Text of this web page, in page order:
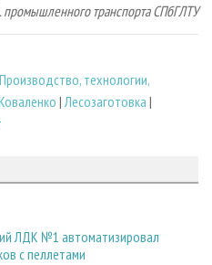
промышленного транспорта СПбГЛТУ
Производство, технологии,
| Лесозаготовка |
ЛДК №1 автоматизировал
с пеллетами